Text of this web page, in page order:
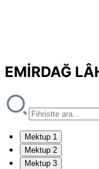
EMİRDAĞ
Mektup 1
Mektup 2
Mektup 3